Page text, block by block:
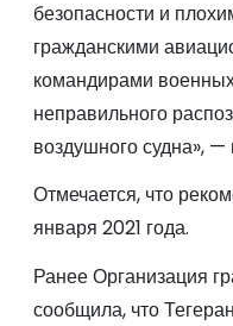
безопасности и
гражданскими
командирами
неправильного
воздушного судна»,
Отмечается, что
января 2021 года.
Ранее Организация
сообщила, что